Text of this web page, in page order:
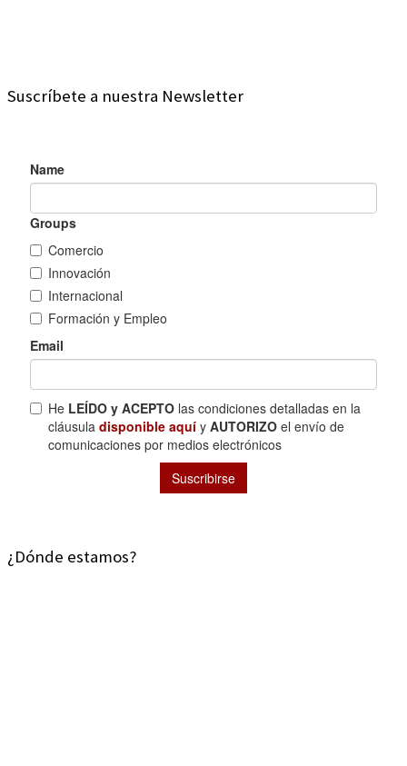
Suscríbete a nuestra Newsletter
¿Dónde estamos?